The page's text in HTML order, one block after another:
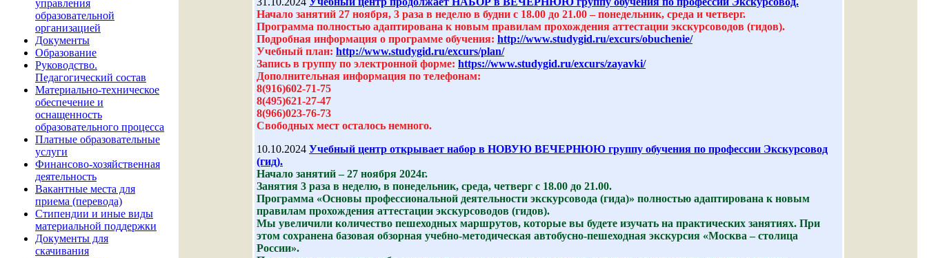
управления
образовательной
организацией
Документы
Образование
Руководство.
Педагогический состав
Материально-техническое
обеспечение и
оснащенность
образовательного процесса
Платные образовательные
услуги
Финансово-хозяйственная
деятельность
Вакантные места для
приема (перевода)
Стипендии и иные виды
материальной поддержки
Документы для
скачивания
Начало занятий 27 ноября, 3 раза в неделю в будни с 18.00 до 21.00 – понедельник, среда и четверг.
Программа полностью адаптирована к новым правилам прохождения аттестации экскурсоводов (гидов).
Подробная информация о программе обучения: http://www.studygid.ru/excurs/obuchenie/
Учебный план: http://www.studygid.ru/excurs/plan/
Запись в группу по электронной форме: https://www.studygid.ru/excurs/zayavki/
Дополнительная информация по телефонам:
8(916)602-71-75
8(495)621-27-47
8(966)023-76-73
Свободных мест осталось немного.
10.10.2024 Учебный центр открывает набор в НОВУЮ ВЕЧЕРНЮЮ группу обучения по профессии Экскурсовод
(гид).
Начало занятий – 27 ноября 2024г.
Занятия 3 раза в неделю, в понедельник, среда, четверг с 18.00 до 21.00.
Программа «Основы профессиональной деятельности экскурсовода (гида)» полностью адаптирована к новым
правилам прохождения аттестации экскурсоводов (гидов).
Мы увеличили количество пешеходных маршрутов, которые вы будете изучать на практических занятиях. При
этом сохранена базовая обзорная учебно-методическая автобусно-пешеходная экскурсия «Москва – столица
России».